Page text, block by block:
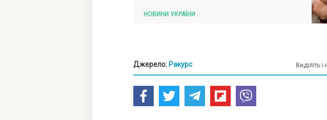
НОВИНИ УКРАЇНИ
Джерело: Ракурс
Виділіть